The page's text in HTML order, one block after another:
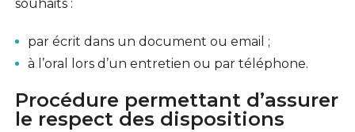
souhaits :
par écrit dans un document ou email ;
à l’oral lors d’un entretien ou par téléphone.
Procédure permettant d’assurer
le respect des dispositions